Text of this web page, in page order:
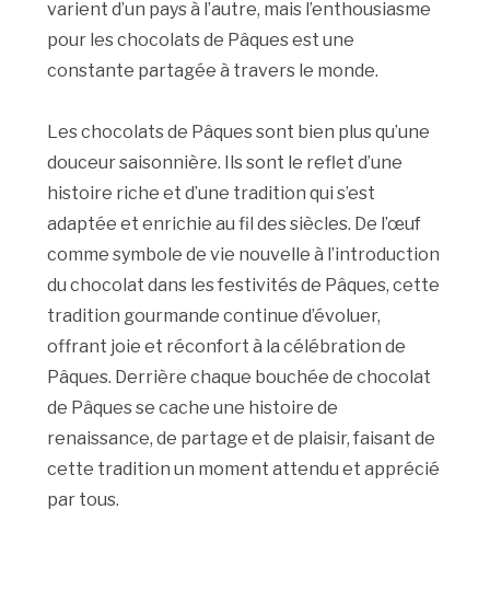
varient d’un pays à l’autre, mais l’enthousiasme
pour les chocolats de Pâques est une
constante partagée à travers le monde.
Les chocolats de Pâques sont bien plus qu’une
douceur saisonnière. Ils sont le reflet d’une
histoire riche et d’une tradition qui s’est
adaptée et enrichie au fil des siècles. De l’œuf
comme symbole de vie nouvelle à l’introduction
du chocolat dans les festivités de Pâques, cette
tradition gourmande continue d’évoluer,
offrant joie et réconfort à la célébration de
Pâques. Derrière chaque bouchée de chocolat
de Pâques se cache une histoire de
renaissance, de partage et de plaisir, faisant de
cette tradition un moment attendu et apprécié
par tous.